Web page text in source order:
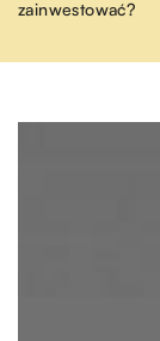
zainwestować?